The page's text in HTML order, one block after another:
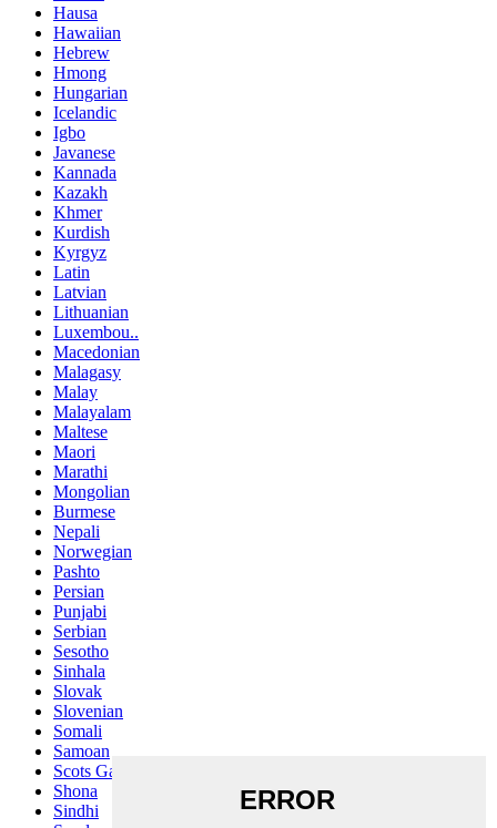
Hausa
Hawaiian
Hebrew
Hmong
Hungarian
Icelandic
Igbo
Javanese
Kannada
Kazakh
Khmer
Kurdish
Kyrgyz
Latin
Latvian
Lithuanian
Luxembou..
Macedonian
Malagasy
Malay
Malayalam
Maltese
Maori
Marathi
Mongolian
Burmese
Nepali
Norwegian
Pashto
Persian
Punjabi
Serbian
Sesotho
Sinhala
Slovak
Slovenian
Somali
Samoan
Scots Gaelic
Shona
Sindhi